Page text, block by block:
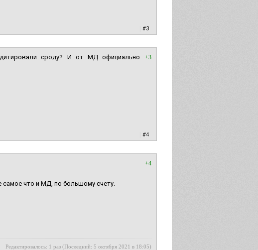
#3
+3
сроду? И от МД официально
#4
+4
самое что и МД, по большому счету.
Редактировалось: 1 раз (Последний: 5 октября 2021 в 18:05)